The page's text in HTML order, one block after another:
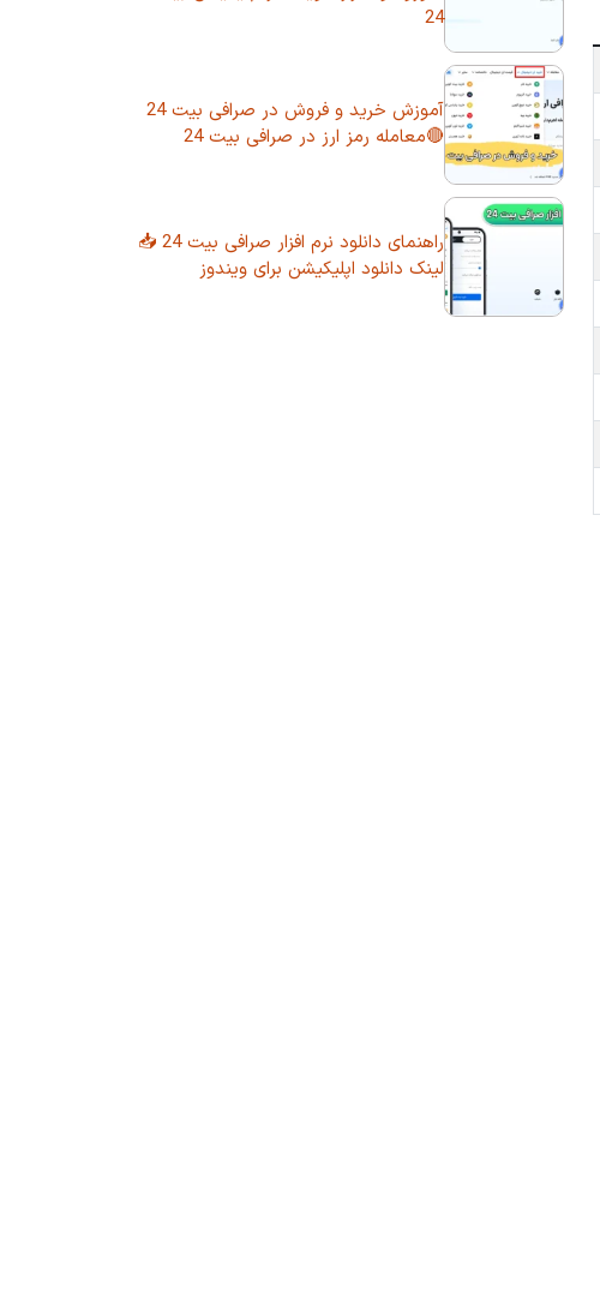
24
آموزش خرید و فروش در صرافی بیت 24
🔴معامله رمز ارز در صرافی بیت 24
راهنمای دانلود نرم افزار صرافی بیت 24 📥
لینک دانلود اپلیکیشن برای ویندوز